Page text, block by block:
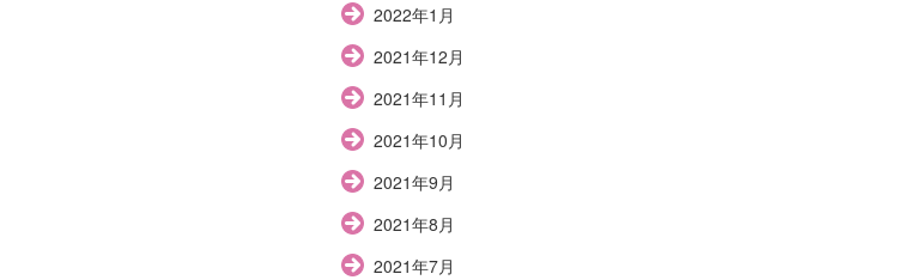
2022年1月
2021年12月
2021年11月
2021年10月
2021年9月
2021年8月
2021年7月